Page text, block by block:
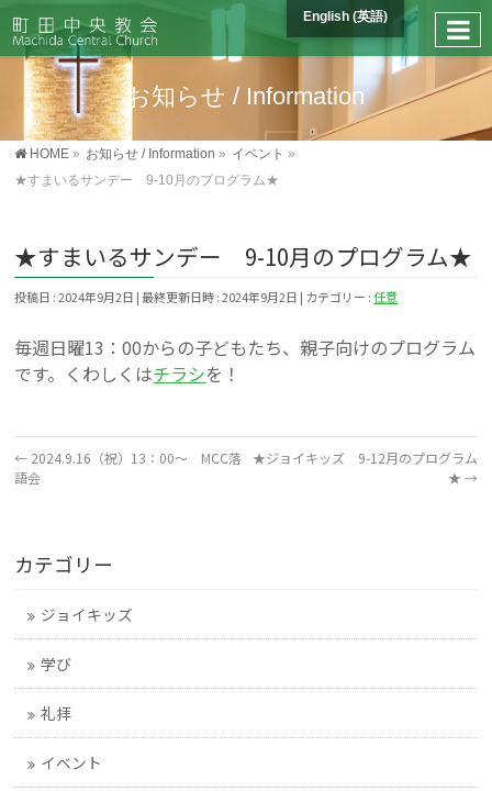
English (英語)
お知らせ / Information
HOME » お知らせ / Information » イベント »
★すまいるサンデー 9-10月のプログラム★
★すまいるサンデー 9-10月のプログラム★
投稿日 : 2024年9月2日 最終更新日時 : 2024年9月2日 カテゴリー :任意
毎週日曜13：00からの子どもたち、親子向けのプログラム
です。くわしくはチラシを！
← 2024.9.16（祝）13：00～ MCC落
語会
★ジョイキッズ 9-12月のプログラム
★ →
カテゴリー
ジョイキッズ
学び
礼拝
イベント